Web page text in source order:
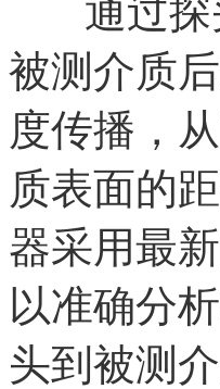
通过探
被测介质
度传播，
质表面的
器采用最
以准确分
头到被测